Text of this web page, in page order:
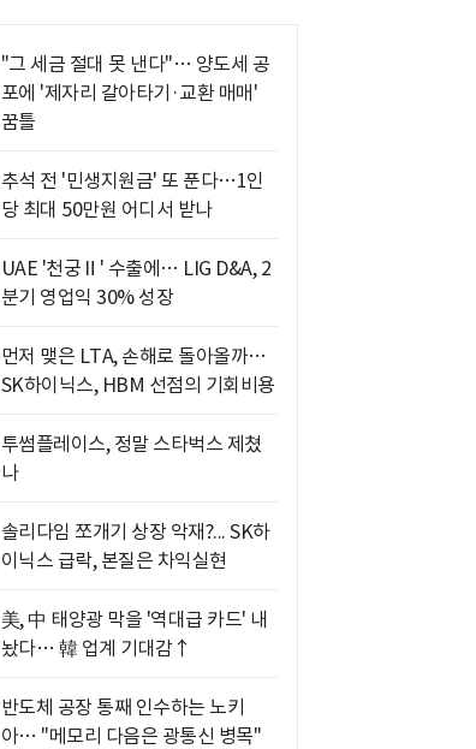
"그 세금 절대 못 낸다"… 양도세 공
포에 '제자리 갈아타기·교환 매매'
꿈틀
추석 전 '민생지원금' 또 푼다…1인
당 최대 50만원 어디서 받나
UAE '천궁Ⅱ' 수출에… LIG D&A, 2
분기 영업익 30% 성장
먼저 맺은 LTA, 손해로 돌아올까…
SK하이닉스, HBM 선점의 기회비용
투썸플레이스, 정말 스타벅스 제쳤
나
솔리다임 쪼개기 상장 악재?... SK하
이닉스 급락, 본질은 차익실현
美, 中 태양광 막을 '역대급 카드' 내
놨다… 韓 업계 기대감↑
반도체 공장 통째 인수하는 노키
아… "메모리 다음은 광통신 병목"